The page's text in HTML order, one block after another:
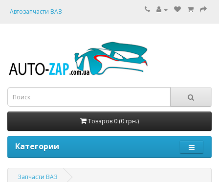
Автозапчасти ВАЗ
Товаров 0 (0 грн.)
Категории
Запчасти ВАЗ